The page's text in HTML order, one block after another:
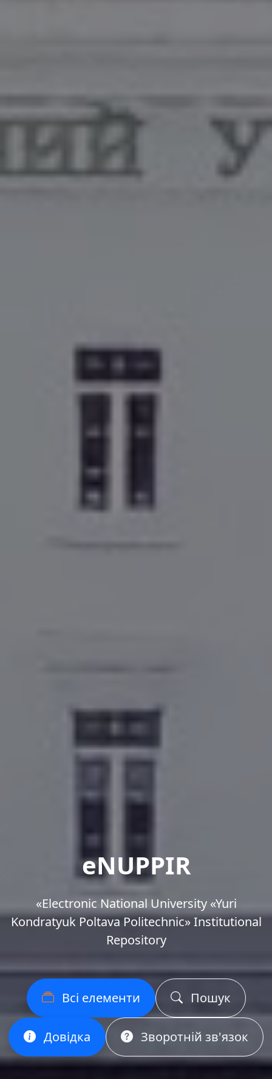
eNUPPIR
«Еlectronic National University «Yuri
Kondratyuk Poltava Politechnic» Institutional
Repository
Всі елементи Пошук
Довідка Зворотній зв'язок